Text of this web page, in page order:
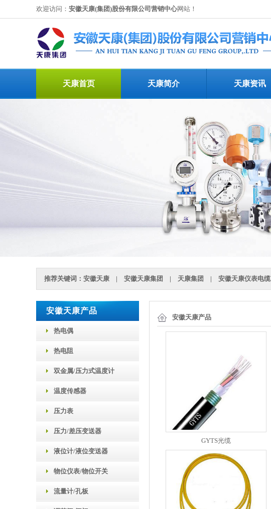
欢迎访问： 安徽天康(集团)股份有限公司营销中心网站！
天康首页 天康简介 天康资讯
推荐关键词： 安徽天康 | 安徽天康集团 | 天康集团 | 安徽天康仪表电缆
安徽天康产品
热电偶
热电阻
双金属/压力式温度计
温度传感器
压力表
压力/差压变送器
液位计/液位变送器
物位仪表/物位开关
流量计/孔板
安徽天康产品
GYTS光缆